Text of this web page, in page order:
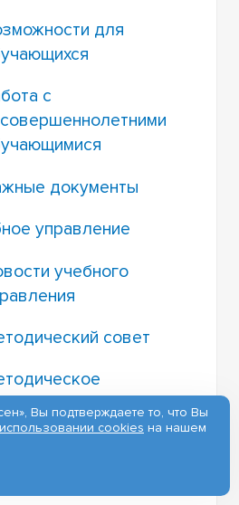
для
с
документы
управление
учебного
совет
по
Вы подтверждаете то, что Вы
использовании cookies на нашем